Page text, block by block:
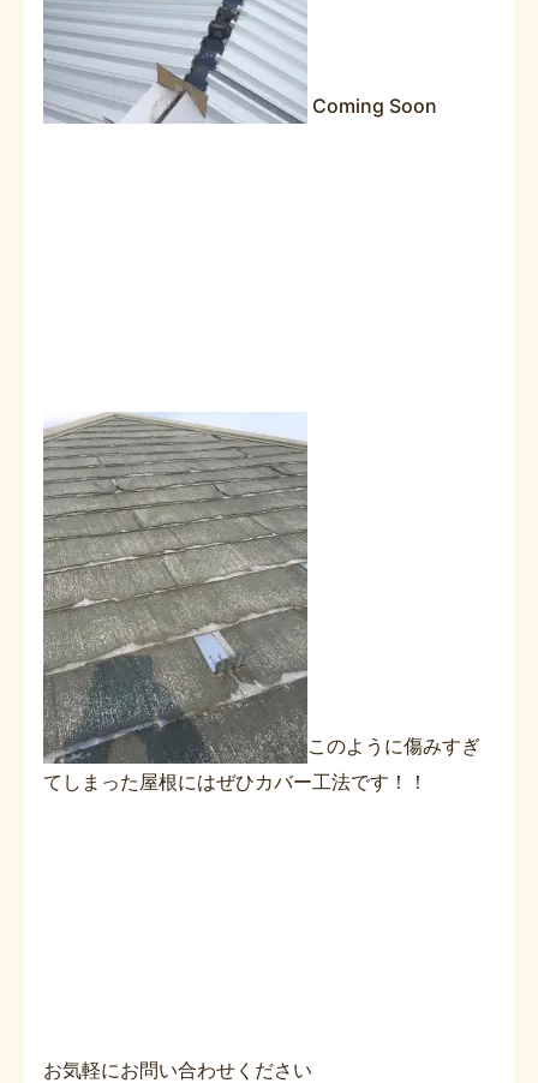
Coming Soon
このように傷みすぎ
てしまった屋根にはぜひカバー工法です！！
お気軽にお問い合わせください